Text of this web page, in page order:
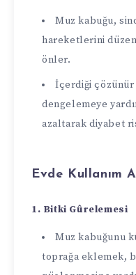
Muz kabuğu,
hareketlerini
önler.
İçerdiği
dengelemeye
azaltarak diyabet
Evde Kullanım
1. Bitki Gûrelemesi
Muz kabuğunu
toprağa eklemek,